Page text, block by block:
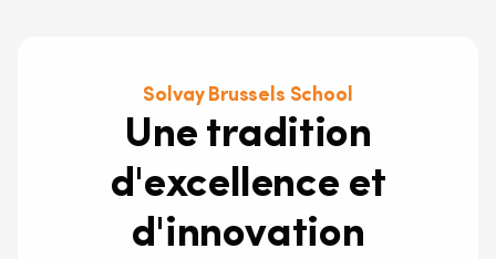
Solvay Brussels School
Une tradition
d'excellence et
d'innovation